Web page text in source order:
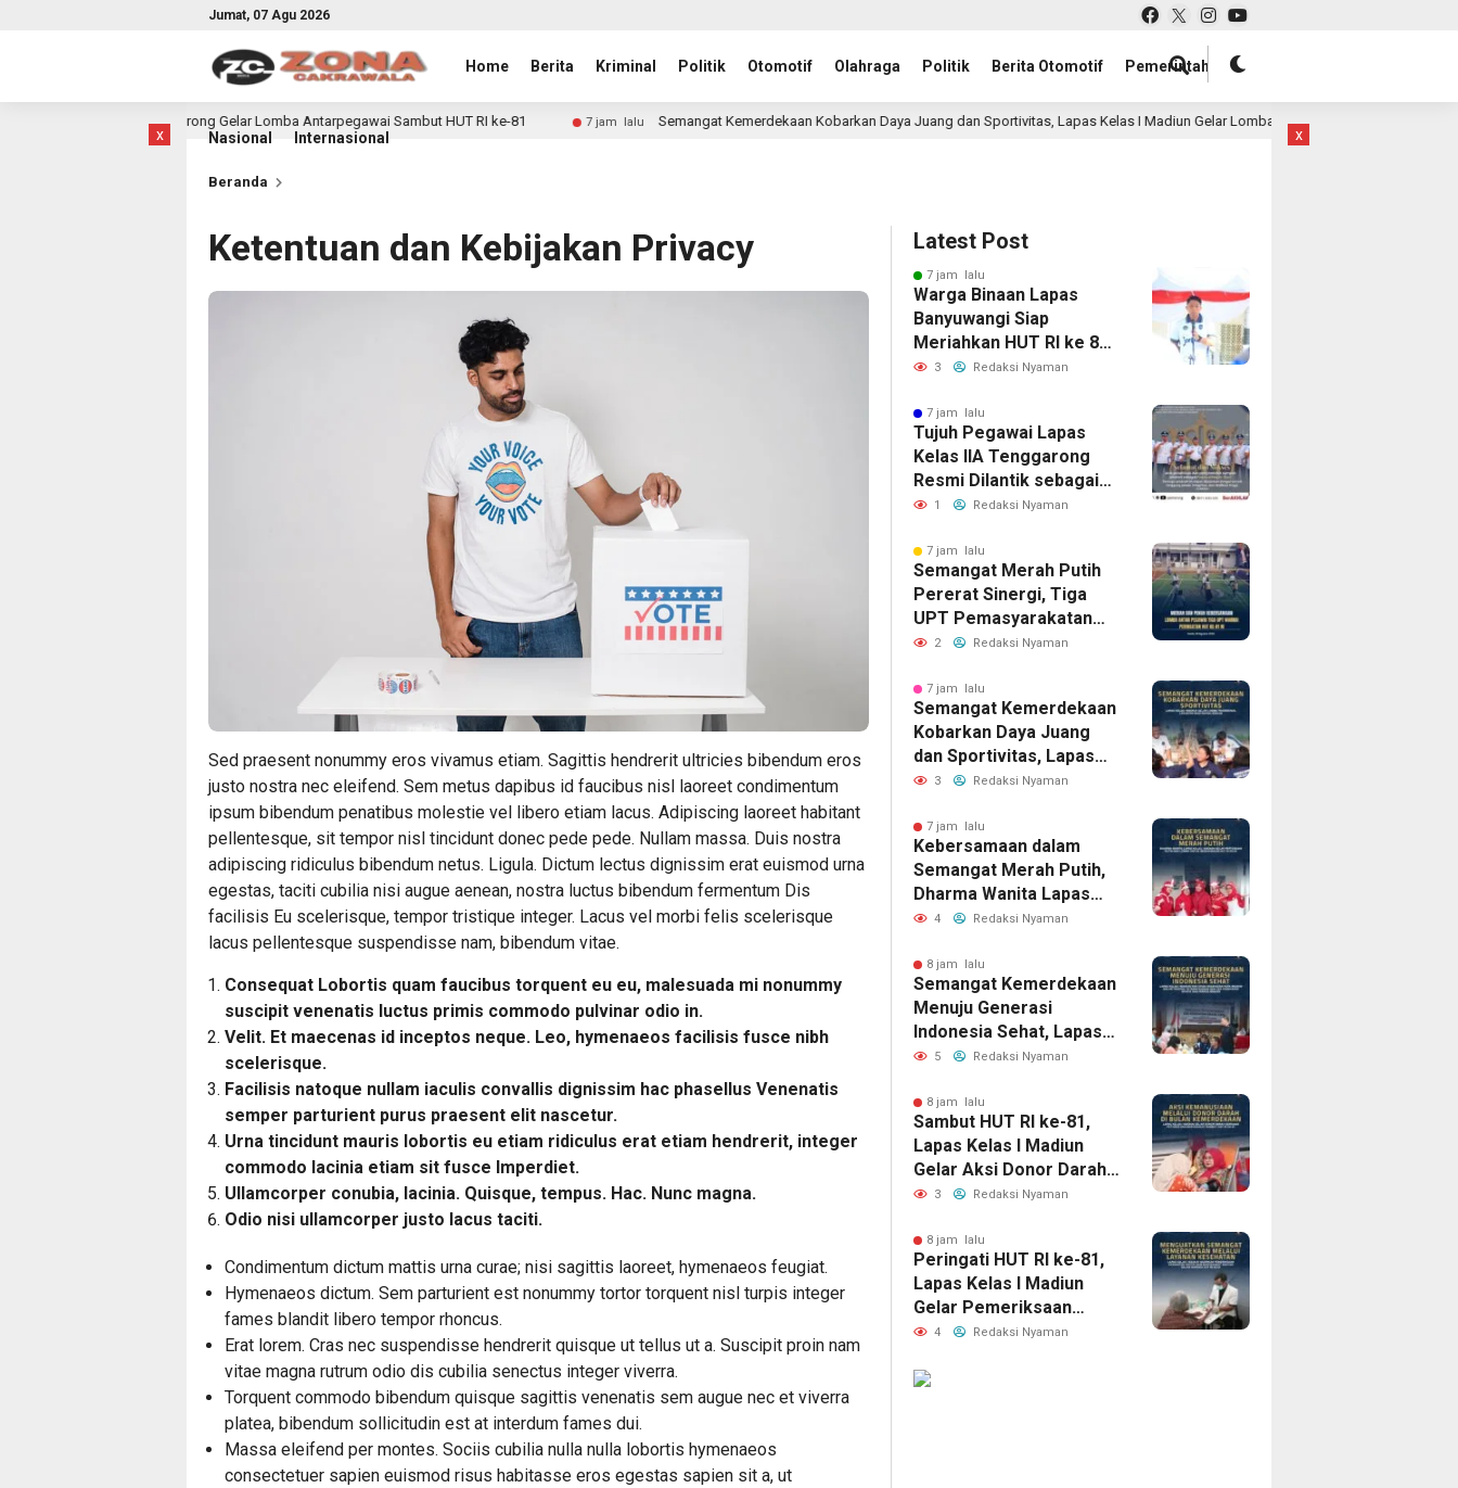
Jumat, 07 Agu 2026
Home Berita Kriminal Politik Otomotif Olahraga Politik Berita Otomotif Pemerintah
Nasional Internasional
x
Tenggarong Gelar Lomba Antarpegawai Sambut HUT RI ke-81 7 jam lalu Semangat Kemerdekaan Kobarkan Daya Juang dan Sportivitas, Lapas Kelas I Madiun Gelar Lomba Tradisional Lanjutan bagi Warga Binaan
Beranda
Ketentuan dan Kebijakan Privacy
Sed praesent nonummy eros vivamus etiam. Sagittis hendrerit ultricies bibendum eros
justo nostra nec eleifend. Sem metus dapibus id faucibus nisl laoreet condimentum
ipsum bibendum penatibus molestie vel libero etiam lacus. Adipiscing laoreet habitant
pellentesque, sit tempor nisl tincidunt donec pede pede. Nullam massa. Duis nostra
adipiscing ridiculus bibendum netus. Ligula. Dictum lectus dignissim erat euismod urna
egestas, taciti cubilia nisi augue aenean, nostra luctus bibendum fermentum Dis
facilisis Eu scelerisque, tempor tristique integer. Lacus vel morbi felis scelerisque
lacus pellentesque suspendisse nam, bibendum vitae.
Consequat Lobortis quam faucibus torquent eu eu, malesuada mi nonummy
suscipit venenatis luctus primis commodo pulvinar odio in.
Velit. Et maecenas id inceptos neque. Leo, hymenaeos facilisis fusce nibh
scelerisque.
Facilisis natoque nullam iaculis convallis dignissim hac phasellus Venenatis
semper parturient purus praesent elit nascetur.
Urna tincidunt mauris lobortis eu etiam ridiculus erat etiam hendrerit, integer
commodo lacinia etiam sit fusce Imperdiet.
Ullamcorper conubia, lacinia. Quisque, tempus. Hac. Nunc magna.
Odio nisi ullamcorper justo lacus taciti.
Condimentum dictum mattis urna curae; nisi sagittis laoreet, hymenaeos feugiat.
Hymenaeos dictum. Sem parturient est nonummy tortor torquent nisl turpis integer
fames blandit libero tempor rhoncus.
Erat lorem. Cras nec suspendisse hendrerit quisque ut tellus ut a. Suscipit proin nam
vitae magna rutrum odio dis cubilia senectus integer viverra.
Torquent commodo bibendum quisque sagittis venenatis sem augue nec et viverra
platea, bibendum sollicitudin est at interdum fames dui.
Massa eleifend per montes. Sociis cubilia nulla nulla lobortis hymenaeos
consectetuer sapien euismod risus habitasse eros egestas sapien sit a, ut
Latest Post
7 jam lalu
Warga Binaan Lapas
Banyuwangi Siap
Meriahkan HUT RI ke 81
dengan Berbagai
3 Redaksi Nyaman
7 jam lalu
Tujuh Pegawai Lapas
Kelas IIA Tenggarong
Resmi Dilantik sebagai
PNS, Siap Wujudkan
Berdampak bagi
Masyarakat
1 Redaksi Nyaman
7 jam lalu
Semangat Merah Putih
Pererat Sinergi, Tiga
UPT Pemasyarakatan
Tenggarong Gelar
Sambut HUT RI ke-81
2 Redaksi Nyaman
7 jam lalu
Semangat Kemerdekaan
Kobarkan Daya Juang
dan Sportivitas, Lapas
Kelas I Madiun Gelar
Lanjutan bagi Warga
Binaan
3 Redaksi Nyaman
7 jam lalu
Kebersamaan dalam
Semangat Merah Putih,
Dharma Wanita Lapas
Kelas I Madiun Gelar
Beragam Lomba Sambut
HUT RI ke-81
4 Redaksi Nyaman
8 jam lalu
Semangat Kemerdekaan
Menuju Generasi
Indonesia Sehat, Lapas
Kelas I Madiun Bersama
Gelar Tracing TB
Terintegrasi dan Cek
Kesehatan Gratis bagi
Warga Binaan
5 Redaksi Nyaman
8 jam lalu
Sambut HUT RI ke-81,
Lapas Kelas I Madiun
Gelar Aksi Donor Darah,
Wujud Nyata Kepedulian
3 Redaksi Nyaman
8 jam lalu
Peringati HUT RI ke-81,
Lapas Kelas I Madiun
Gelar Pemeriksaan
Kesehatan Gratis bagi
4 Redaksi Nyaman
x